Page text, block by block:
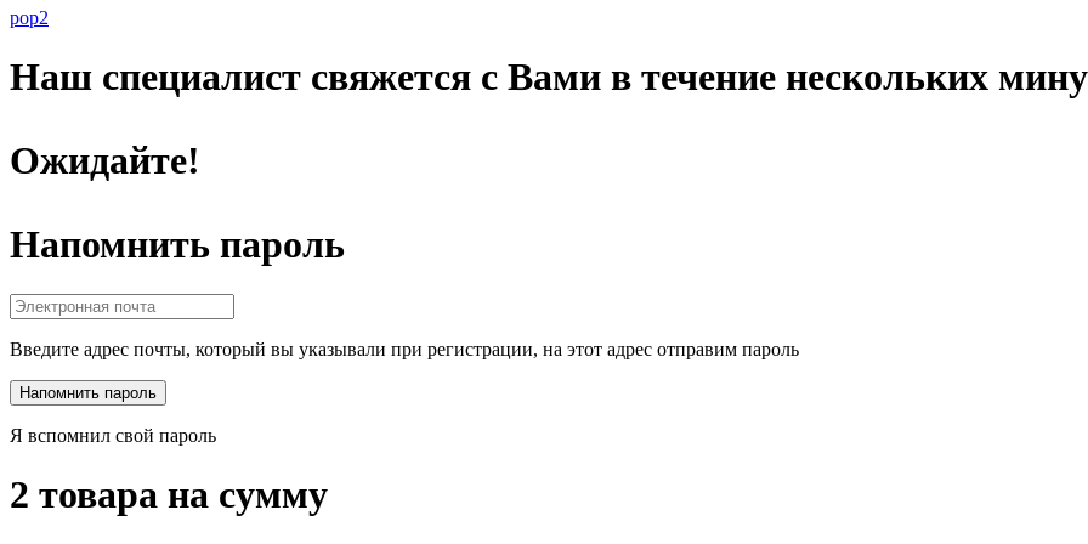
pop2
Наш специалист свяжется с Вами в течение нескольких
Ожидайте!
Напомнить пароль
Введите адрес почты, который вы указывали при регистрации, на этот адрес отправим пароль
Я вспомнил свой пароль
2 товара на сумму